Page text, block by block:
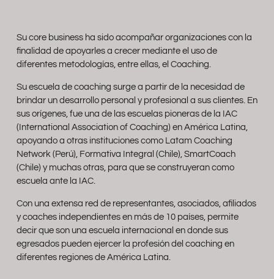
Su core business ha sido acompañar organizaciones con la
finalidad de apoyarles a crecer mediante el uso de
diferentes metodologías, entre ellas, el Coaching.
Su escuela de coaching surge a partir de la necesidad de
brindar un desarrollo personal y profesional a sus clientes. En
sus orígenes, fue una de las escuelas pioneras de la IAC
(International Association of Coaching) en América Latina,
apoyando a otras instituciones como Latam Coaching
Network (Perú), Formativa Integral (Chile), SmartCoach
(Chile) y muchas otras, para que se construyeran como
escuela ante la IAC.
Con una extensa red de representantes, asociados, afiliados
y coaches independientes en más de 10 países, permite
decir que son una escuela internacional en donde sus
egresados pueden ejercer la profesión del coaching en
diferentes regiones de América Latina.